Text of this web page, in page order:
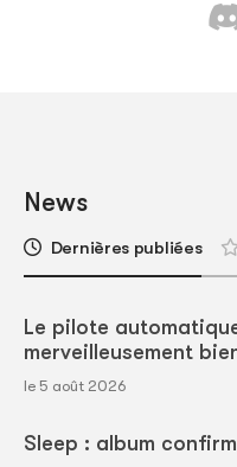
News
Dernières publiées
Le pilote
merveilleusement
le 5 août 2026
Sleep : album